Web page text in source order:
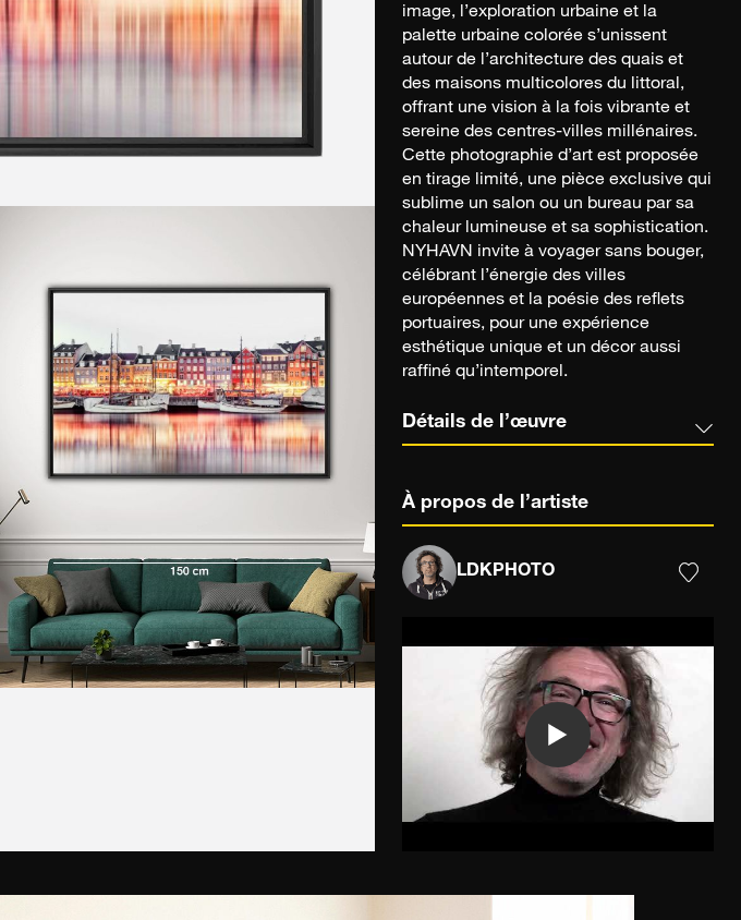
image, l’exploration urbaine et la
palette urbaine colorée s’unissent
autour de l’architecture des quais et
des maisons multicolores du littoral,
offrant une vision à la fois vibrante et
sereine des centres-villes millénaires.
Cette photographie d’art est proposée
en tirage limité, une pièce exclusive qui
sublime un salon ou un bureau par sa
chaleur lumineuse et sa sophistication.
NYHAVN invite à voyager sans bouger,
célébrant l’énergie des villes
européennes et la poésie des reflets
portuaires, pour une expérience
esthétique unique et un décor aussi
raffiné qu’intemporel.
Détails de l’œuvre
À propos de l’artiste
LDKPHOTO